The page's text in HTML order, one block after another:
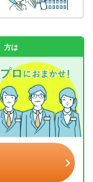
方は